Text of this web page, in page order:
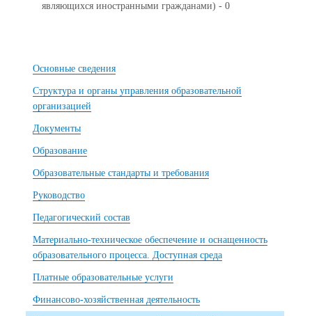
являющихся иностранными гражданами) - 0
Основные сведения
Структура и органы управления образовательной
организацией
Документы
Образование
Образовательные стандарты и требования
Руководство
Педагогический состав
Материально-техническое обеспечение и оснащенность
образовательного процесса. Доступная среда
Платные образовательные услуги
Финансово-хозяйственная деятельность